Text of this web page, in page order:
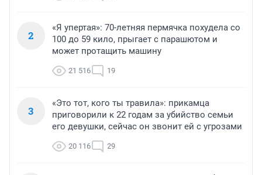
2
«Я упертая»: 70-летняя пермячка похудела со
100 до 59 кило, прыгает с парашютом и
может протащить машину
21 516 19
3
«Это тот, кого ты травила»: прикамца
приговорили к 22 годам за убийство семьи
его девушки, сейчас он звонит ей с угрозами
20 116 29